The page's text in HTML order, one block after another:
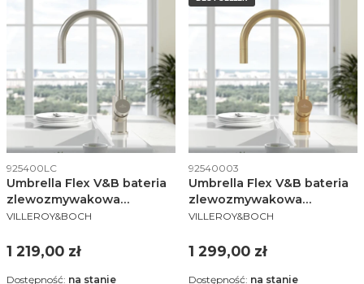
Kod produktu
925400LC
Umbrella Flex V&B bateria
zlewozmywakowa
wyciągana wylewka stal
- 925400LC
PRODUCENT
VILLEROY&BOCH
Cena
1 219,00 zł
Dostępność: na stanie
Kod produktu
92540003
Umbrella Flex V&B bateria
zlewozmywakowa
wyciągana wylewka złota -
PRODUCENT
VILLEROY&BOCH
Cena
1 299,00 zł
Dostępność: na stanie